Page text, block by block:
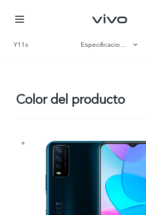
Y11s Especificaciones
Color del producto